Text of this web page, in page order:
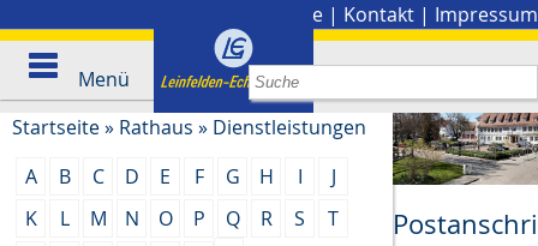
Presse | Kontakt | Impressum
Menü
Startseite» Rathaus » Dienstleistungen
A
B C D E F G H I
J
K
L M N O P Q R S
T